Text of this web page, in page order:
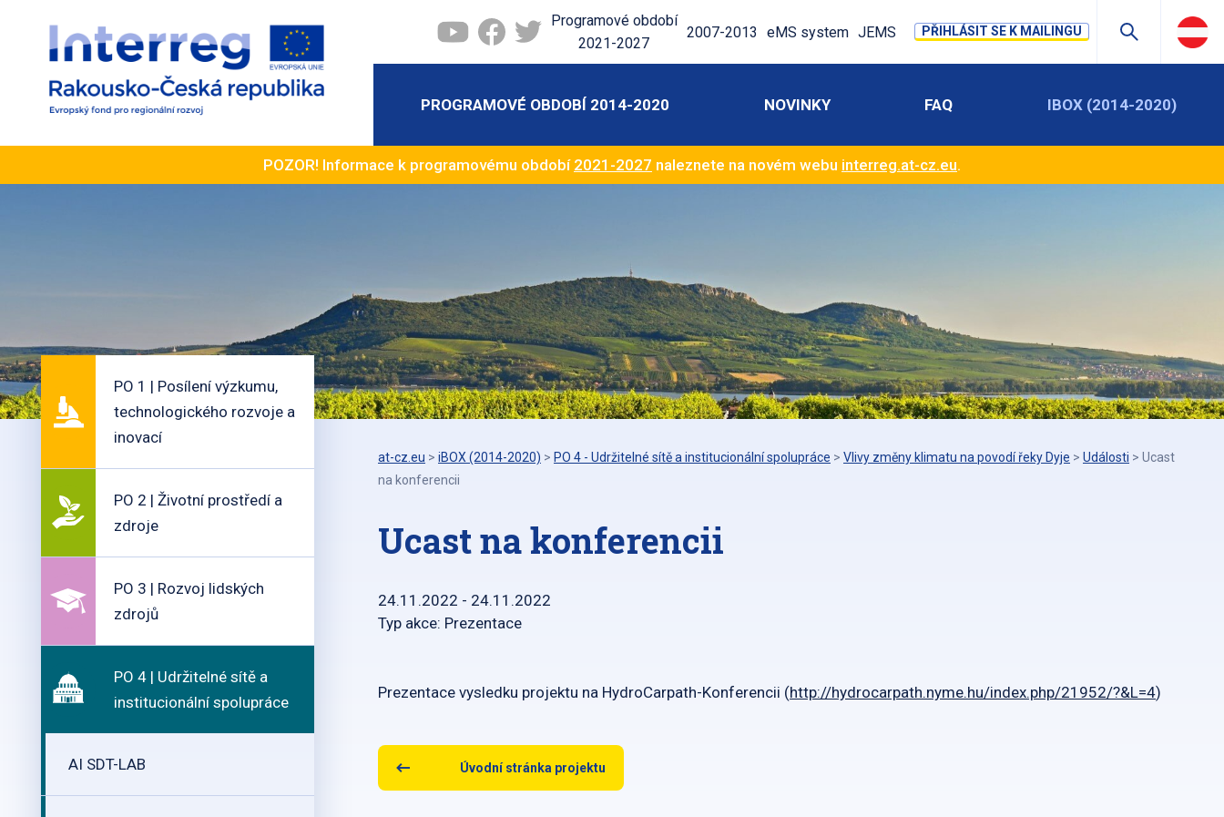
Programové období
2021-2027
2007-2013 eMS system JEMS PŘIHLÁSIT SE K MAILINGU
PROGRAMOVÉ OBDOBÍ 2014-2020 NOVINKY FAQ IBOX (2014-2020)
POZOR! Informace k programovému období 2021-2027 naleznete na novém webu interreg.at-cz.eu.
PO 1 | Posílení výzkumu,
technologického rozvoje a
inovací
PO 2 | Životní prostředí a
zdroje
PO 3 | Rozvoj lidských
zdrojů
PO 4 | Udržitelné sítě a
institucionální spolupráce
AI SDT-LAB
at-cz.eu > iBOX (2014-2020) > PO 4 - Udržitelné sítě a institucionální spolupráce > Vlivy změny klimatu na povodí řeky Dyje > Události > Ucast
na konferencii
Ucast na konferencii
24.11.2022 - 24.11.2022
Typ akce: Prezentace
Prezentace vysledku projektu na HydroCarpath-Konferencii (http://hydrocarpath.nyme.hu/index.php/21952/?&L=4)
Úvodní stránka projektu